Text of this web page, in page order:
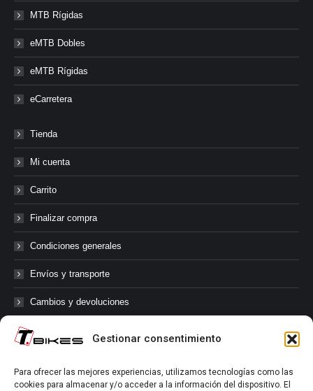
Gestionar consentimiento
Para ofrecer las mejores experiencias, utilizamos tecnologías como las
cookies para almacenar y/o acceder a la información del dispositivo. El
MTB Rígidas
eMTB Dobles
eMTB Rígidas
eCarretera
Tienda
Mi cuenta
Carrito
Finalizar compra
Condiciones generales
Envíos y transporte
Cambios y devoluciones
@tbikes.cat #tbikes